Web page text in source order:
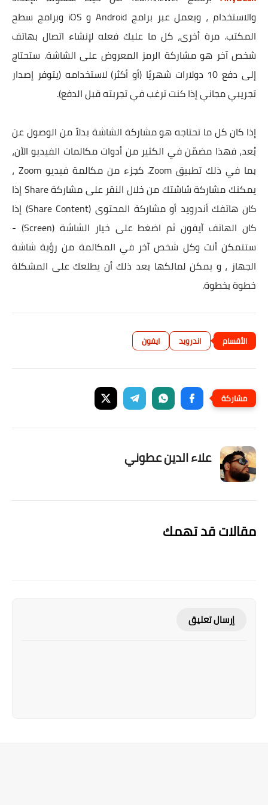
والاستخدام ، ويعمل عبر برامج Android و iOS وبرامج سطح
المكتب. مرة أخرى، كل ما عليك فعله لإنشاء اتصال بهاتف
شخص آخر هو مشاركة الرمز المعروض على الشاشة. ستحتاج
إلى دفع 10 دولارات شهريًا (أو أكثر) لاستخدامه (يتوفر إصدار
تجريبي مجاني إذا كنت ترغب في تجربته قبل الدفع).
إذا كان كل ما تحتاجه هو مشاركة الشاشة بدلاً من الوصول عن
بُعد، فهذا مضمّن في الكثير من أدوات مكالمات الفيديو الآن،
بما في ذلك تطبيق Zoom. كجزء من مكالمة فيديو Zoom ،
يمكنك مشاركة شاشتك من خلال النقر على مشاركة Share إذا
كان هاتفك أندرويد أو مشاركة المحتوى (Share Content) إذا
كان الهاتف آيفون ثم اضغط على خيار الشاشة (Screen) -
ستتمكن أنت وكل شخص آخر في المكالمة من رؤية شاشة
الجهاز ، و يمكن لمالكها بعد ذلك أن يطلعك على المشكلة
خطوة بخطوة.
اندرويد ايفون
علاء الدين عطوني
مقالات قد تهمك
إرسال تعليق